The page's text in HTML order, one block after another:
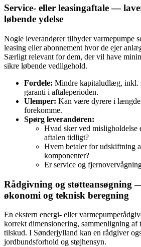
Service- eller leasingaftale —
løbende ydelse
Nogle leverandører tilbyder varmepumpe
leasing eller abonnement hvor de ejer
Særligt relevant for dem, der vil have
sikre løbende vedligehold.
Fordele: Mindre kapitaludlæg, inkl.
garanti i aftaleperioden.
Ulemper: Kan være dyrere i
forekomme.
Spørg leverandøren:
Hvad sker ved
aftalen tidligt?
Hvem betaler for udskiftning
komponenter?
Er service og
Rådgivning og støtteansøgning
økonomi og teknisk beregning
En ekstern energi‑ eller
korrekt dimensionering, sammenligning af
tilskud. I Sønderjylland kan en rådgiver
jordbundsforhold og støjhensyn.